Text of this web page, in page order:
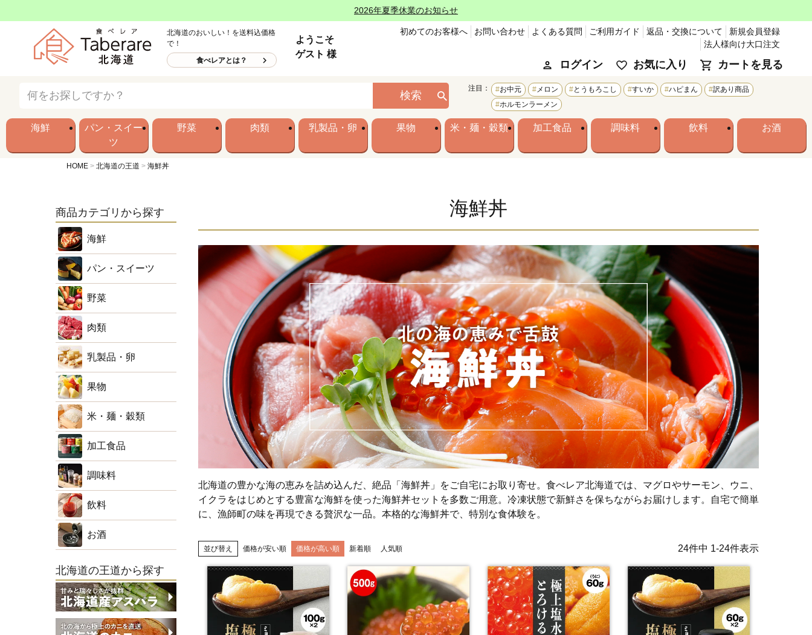
2026年夏季休業のお知らせ
北海道のおいしい！を送料込価格
で！
食べレアとは？
ようこそ
ゲスト 様
初めてのお客様へ お問い合わせ よくある質問 ご利用ガイド 返品・交換について
新規会員登録
法人様向け大口注文
ログイン お気に入り カートを見る
検索
注目： お中元 メロン とうもろこし すいか ハピまん
訳あり商品
ホルモンラーメン
海鮮
パン・スイー
ツ
野菜 肉類 乳製品・卵 果物 米・麺・穀類 加工食品 調味料 飲料 お酒
HOME 北海道の王道 海鮮丼
商品カテゴリから探す
海鮮
パン・スイーツ
野菜
肉類
乳製品・卵
果物
米・麺・穀類
加工食品
調味料
飲料
お酒
北海道の王道から探す
海鮮丼
北海道の豊かな海の恵みを詰め込んだ、絶品「海鮮丼」をご自宅にお取り寄せ。食べレア北海道では、マグロやサーモン、ウニ、
イクラをはじめとする豊富な海鮮を使った海鮮丼セットを多数ご用意。冷凍状態で新鮮さを保ちながらお届けします。自宅で簡単
に、漁師町の味を再現できる贅沢な一品。本格的な海鮮丼で、特別な食体験を。
並び替え 価格が安い順 価格が高い順 新着順 人気順 24件中 1-24件表示